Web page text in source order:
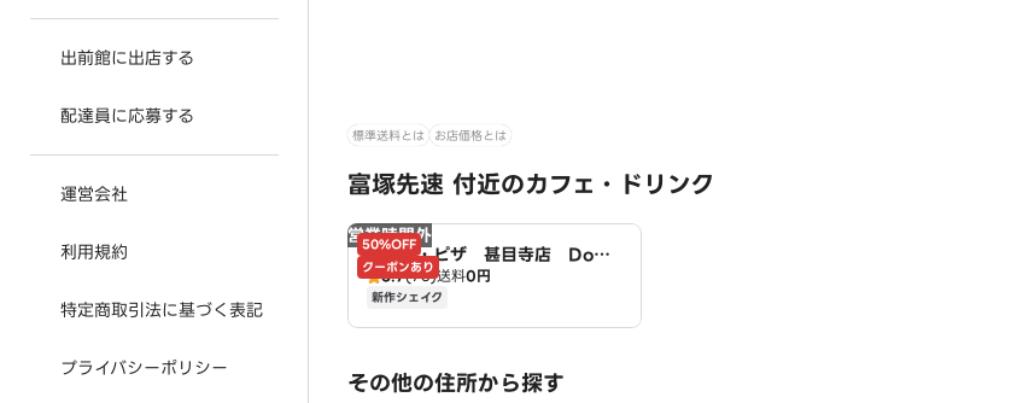
出前館に出店する
配達員に応募する
運営会社
利用規約
特定商取引法に基づく表記
プライバシーポリシー
標準送料とは お店価格とは
富塚先速 付近のカフェ・ドリンク
営業時間外
50%OFF
クーポンあり
ドミノ・ピザ 甚目寺店 Domi
no's
3.7(73)送料0円
新作シェイク
その他の住所から探す